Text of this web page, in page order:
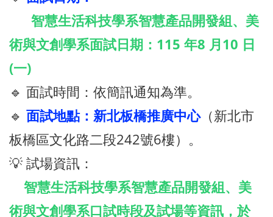
智慧生活科技學系智慧產品開發組、美
術與文創學系面試日期：115 年8 月10 日
(一)
🔹 面試時間：依簡訊通知為準。
🔹 面試地點：新北板橋推廣中心（新北市
板橋區文化路二段242號6樓）。
💡 試場資訊：
智慧生活科技學系智慧產品開發組、美
術與文創學系口試時段及試場等資訊，於